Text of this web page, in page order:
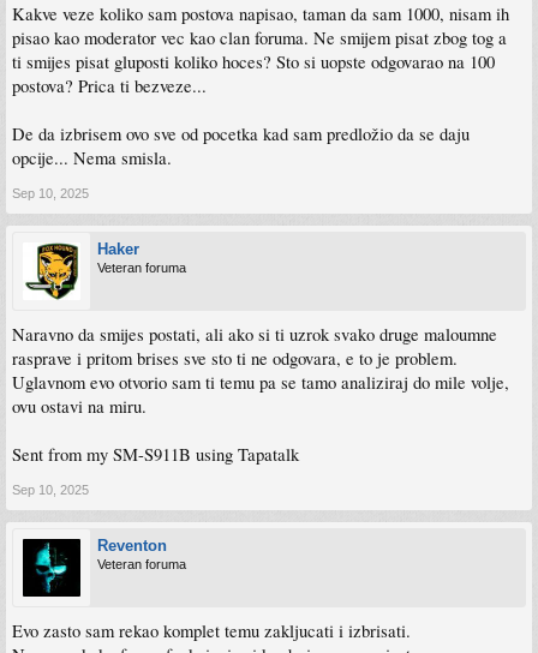
Kakve veze koliko sam postova napisao, taman da sam 1000, nisam ih
pisao kao moderator vec kao clan foruma. Ne smijem pisat zbog tog a
ti smijes pisat gluposti koliko hoces? Sto si uopste odgovarao na 100
postova? Prica ti bezveze...
De da izbrisem ovo sve od pocetka kad sam predložio da se daju
opcije... Nema smisla.
Sep 10, 2025
Haker
Veteran foruma
Naravno da smijes postati, ali ako si ti uzrok svako druge maloumne
rasprave i pritom brises sve sto ti ne odgovara, e to je problem.
Uglavnom evo otvorio sam ti temu pa se tamo analiziraj do mile volje,
ovu ostavi na miru.
Sent from my SM-S911B using Tapatalk
Sep 10, 2025
Reventon
Veteran foruma
Evo zasto sam rekao komplet temu zakljucati i izbrisati.